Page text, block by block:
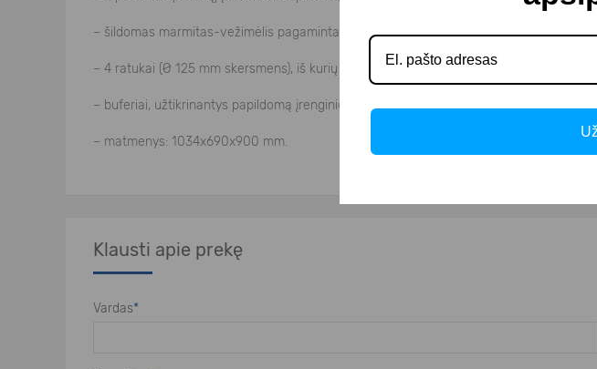
– šildomas marmitas-vežimėlis pagamintas iš aukštos kokybės nerūdijančio plieno;
– 4 ratukai (Ø 125 mm skersmens), iš kurių 2 su stabdžiais;
– buferiai, užtikrinantys papildomą įrenginio apsaugą;
– matmenys: 1034x690x900 mm.
Klausti apie prekę
Vardas*